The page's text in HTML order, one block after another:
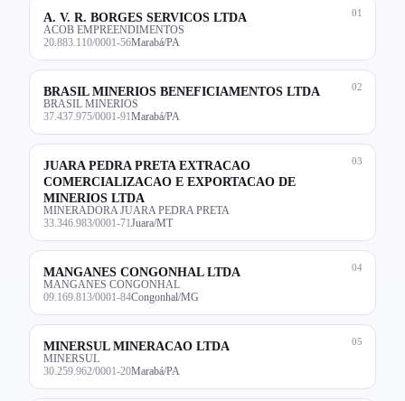
01
A. V. R. BORGES SERVICOS LTDA
ACOB EMPREENDIMENTOS
20.883.110/0001-56Marabá/PA
02
BRASIL MINERIOS BENEFICIAMENTOS LTDA
BRASIL MINERIOS
37.437.975/0001-91 Marabá/PA
03
JUARA PEDRA PRETA EXTRACAO
COMERCIALIZACAO E EXPORTACAO DE
MINERIOS LTDA
MINERADORA JUARA PEDRA PRETA
33.346.983/0001-71 Juara/MT
04
MANGANES CONGONHAL LTDA
MANGANES CONGONHAL
09.169.813/0001-84Congonhal/MG
05
MINERSUL MINERACAO LTDA
MINERSUL
30.259.962/0001-20Marabá/PA